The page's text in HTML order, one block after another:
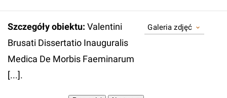
Szczegóły obiektu: Valentini
Brusati Dissertatio Inauguralis
Medica De Morbis Faeminarum
[...].
Galeria zdjęć